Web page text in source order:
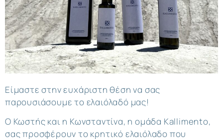
Είμαστε στην ευχάριστη θέση να σας
παρουσιάσουμε το ελαιόλαδό μας!
Ο Κωστής και η Κωνσταντίνα, η ομάδα Kallimento,
σας προσφέρουν το κρητικό ελαιόλαδο που